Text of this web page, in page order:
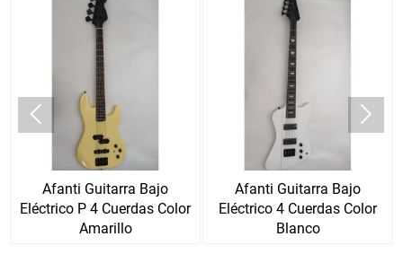
Afanti Guitarra Bajo
Eléctrico P 4 Cuerdas Color
Amarillo
Afanti Guitarra Bajo
Eléctrico 4 Cuerdas Color
Blanco
 